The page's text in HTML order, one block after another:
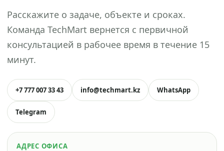
Расскажите о задаче, объекте и сроках.
Команда TechMart вернется с первичной
консультацией в рабочее время в течение 15
минут.
+7 777 007 33 43 info@techmart.kz WhatsApp
Telegram
АДРЕС ОФИСА